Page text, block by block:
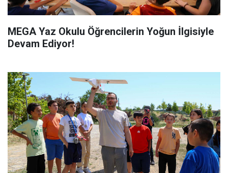
MEGA Yaz Okulu Öğrencilerin Yoğun İlgisiyle
Devam Ediyor!